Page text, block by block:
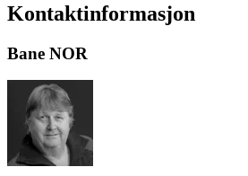
Kontaktinformasjon
Bane NOR